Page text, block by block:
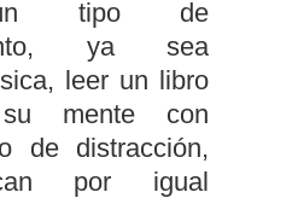
tipo de
ya sea
leer un libro
mente con
de distracción,
por igual